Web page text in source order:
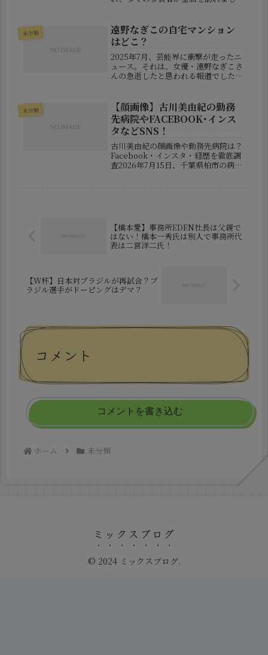
を見せ、国民との貴重なふれあいが実
現する特別な一日。そんな厳かな時間
に...
未分類
遠野なぎこの自宅マンション
はどこ？
2025年7月、芸能界に衝撃が走ったニ
ュース。それは、女優・遠野なぎこさ
んの急逝したと思われる報道でした。
定は？【死因？】遠野なぎこが急逝？
何があった(どうした)？【訃報:...
未分類
【顔画像】古川美由紀の勤務
先病院やFACEBOOK･インス
タなどSNS！
古川美由紀の顔画像や勤務先病院は？
Facebook・インスタ・経歴を徹底調
査2026年7月15日、千葉県柏市の病院
【橋本愛】事務所EDEN社長は父親で
はない！橋本一秀氏は別人で事務所代
表は二宮洋二氏！
【W杯】日本対ブラジルが再試合？ブ
ラジル選手がドーピングはデマ？
コメント
コメントを書き込む
ホーム 未分類
ミックスブログ
© 2024 ミックスブログ.